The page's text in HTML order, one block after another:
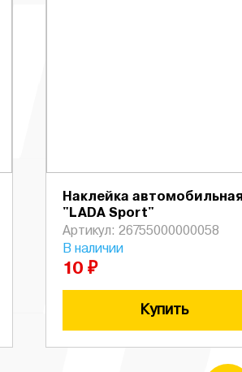
Наклейка автомобильная
"LADA Sport"
Артикул: 26755000000058
В наличии
10 ₽
Купить